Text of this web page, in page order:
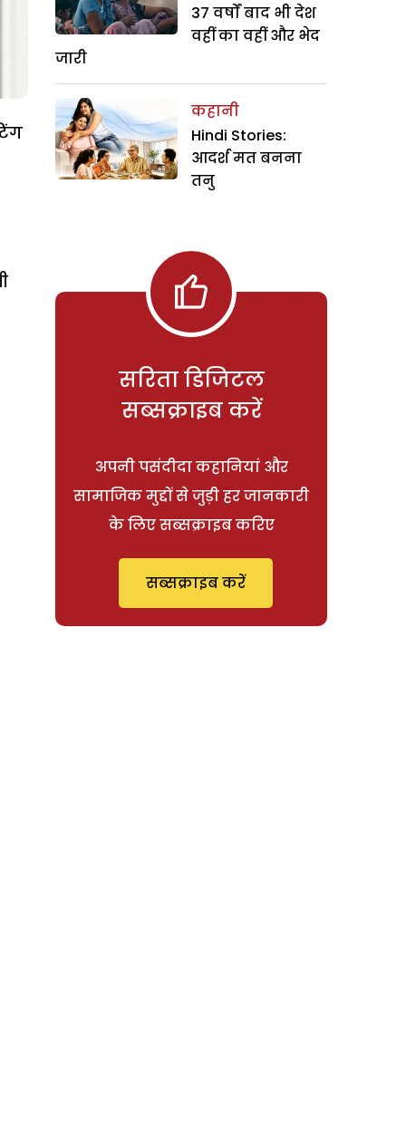
37 वर्षों बाद भी देश
वहीं का वहीं और भेद
जारी
कहानी
Hindi Stories:
आदर्श मत बनना
तनु
सरिता डिजिटल
सब्सक्राइब करें
अपनी पसंदीदा कहानियां और
सामाजिक मुद्दों से जुड़ी हर जानकारी
के लिए सब्सक्राइब करिए
सब्सक्राइब करें